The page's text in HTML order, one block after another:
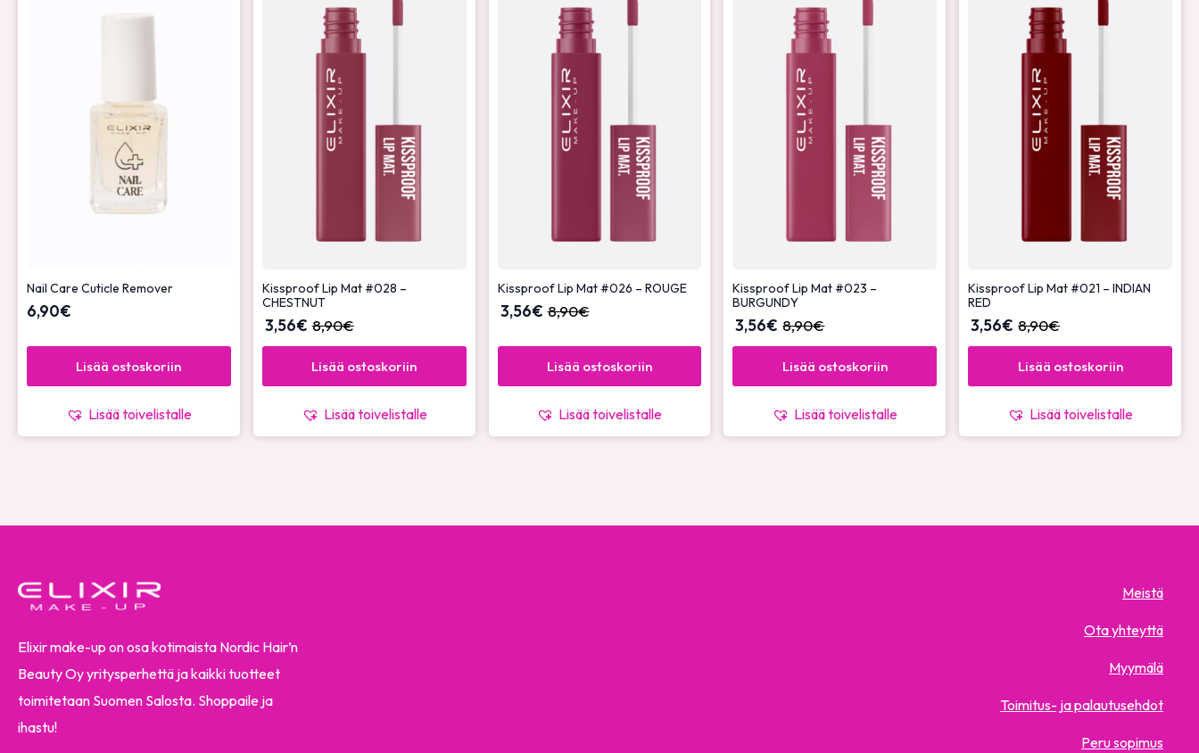
Nail Care Cuticle Remover
6,90€
Lisää ostoskoriin
Lisää toivelistalle
Kissproof Lip Mat #028 –
CHESTNUT
8,90€
3,56€
Lisää ostoskoriin
Lisää toivelistalle
Kissproof Lip Mat #026 – ROUGE
8,90€
3,56€
Lisää ostoskoriin
Lisää toivelistalle
Kissproof Lip Mat #023 –
BURGUNDY
8,90€
3,56€
Lisää ostoskoriin
Lisää toivelistalle
Kissproof Lip Mat #021 – INDIAN
RED
8,90€
3,56€
Lisää ostoskoriin
Lisää toivelistalle
Elixir make-up on osa kotimaista Nordic Hair’n
Beauty Oy yritysperhettä ja kaikki tuotteet
toimitetaan Suomen Salosta. Shoppaile ja
ihastu!
Meistä
Ota yhteyttä
Myymälä
Toimitus- ja palautusehdot
Peru sopimus